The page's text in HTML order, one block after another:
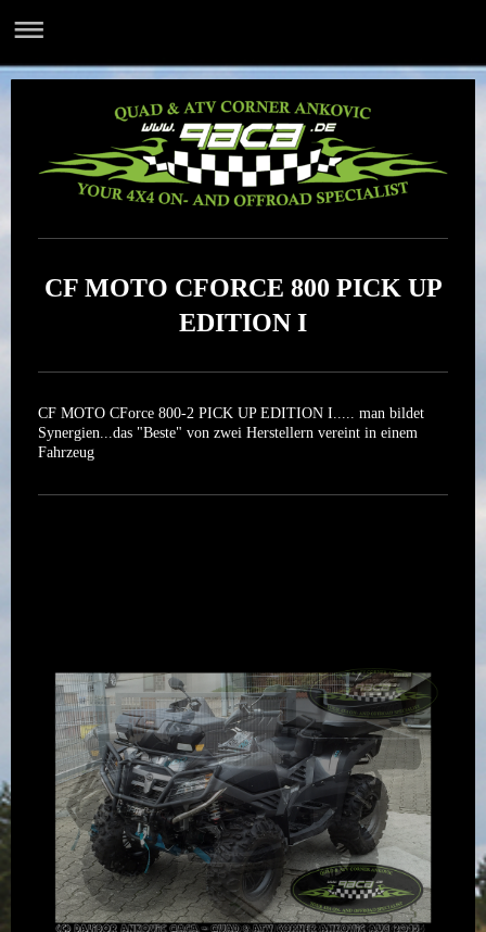
CF MOTO CFORCE 800 PICK UP
EDITION I
CF MOTO CForce 800-2 PICK UP EDITION I..... man bildet
Synergien...das "Beste" von zwei Herstellern vereint in einem
Fahrzeug